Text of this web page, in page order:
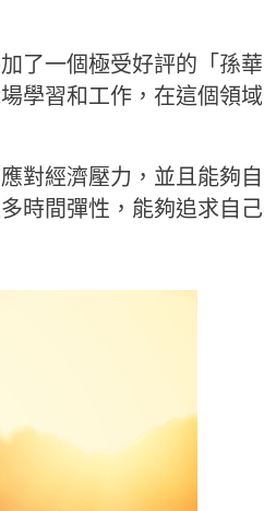
了一個極受好評的「孫華
學習和工作，在這個領域
對經濟壓力，並且能夠自
時間彈性，能夠追求自己